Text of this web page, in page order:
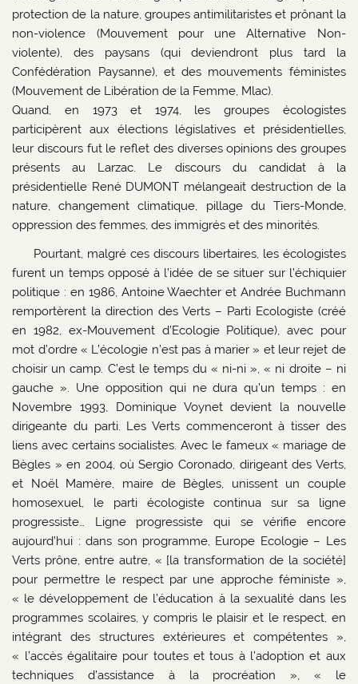
protection de la nature, groupes antimilitaristes et prônant la
non-violence (Mouvement pour une Alternative Non-
violente), des paysans (qui deviendront plus tard la
Confédération Paysanne), et des mouvements féministes
(Mouvement de Libération de la Femme, Mlac).
Quand, en 1973 et 1974, les groupes écologistes
participèrent aux élections législatives et présidentielles,
leur discours fut le reflet des diverses opinions des groupes
présents au Larzac. Le discours du candidat à la
présidentielle René DUMONT mélangeait destruction de la
nature, changement climatique, pillage du Tiers-Monde,
oppression des femmes, des immigrés et des minorités.
Pourtant, malgré ces discours libertaires, les écologistes
furent un temps opposé à l’idée de se situer sur l’échiquier
politique : en 1986, Antoine Waechter et Andrée Buchmann
remportèrent la direction des Verts – Parti Ecologiste (créé
en 1982, ex-Mouvement d’Ecologie Politique), avec pour
mot d’ordre « L’écologie n’est pas à marier » et leur rejet de
choisir un camp. C’est le temps du « ni-ni », « ni droite – ni
gauche ». Une opposition qui ne dura qu’un temps : en
Novembre 1993, Dominique Voynet devient la nouvelle
dirigeante du parti. Les Verts commenceront à tisser des
liens avec certains socialistes. Avec le fameux « mariage de
Bègles » en 2004, où Sergio Coronado, dirigeant des Verts,
et Noël Mamère, maire de Bègles, unissent un couple
homosexuel, le parti écologiste continua sur sa ligne
progressiste… Ligne progressiste qui se vérifie encore
aujourd’hui : dans son programme, Europe Ecologie – Les
Verts prône, entre autre, « [la transformation de la société]
pour permettre le respect par une approche féministe »,
« le développement de l’éducation à la sexualité dans les
programmes scolaires, y compris le plaisir et le respect, en
intégrant des structures extérieures et compétentes »,
« l’accès égalitaire pour toutes et tous à l’adoption et aux
techniques d’assistance à la procréation », « le